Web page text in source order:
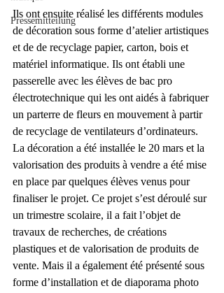
Pressemitteilung
Ils ont ensuite réalisé les différents modules
de décoration sous forme d’atelier artistiques
et de de recyclage papier, carton, bois et
matériel informatique. Ils ont établi une
passerelle avec les élèves de bac pro
électrotechnique qui les ont aidés à fabriquer
un parterre de fleurs en mouvement à partir
de recyclage de ventilateurs d’ordinateurs.
La décoration a été installée le 20 mars et la
valorisation des produits à vendre a été mise
en place par quelques élèves venus pour
finaliser le projet. Ce projet s’est déroulé sur
un trimestre scolaire, il a fait l’objet de
travaux de recherches, de créations
plastiques et de valorisation de produits de
vente. Mais il a également été présenté sous
forme d’installation et de diaporama photo